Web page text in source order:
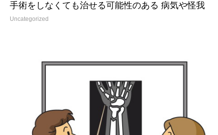
手術をしなくても治せる可能性のある 病気や怪我
Uncategorizedデイサービス きずな